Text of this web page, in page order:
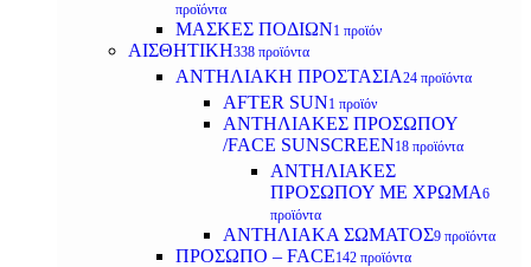
προϊόντα
ΜΑΣΚΕΣ ΠΟΔΙΩΝ1 προϊόν
ΑΙΣΘΗΤΙΚΗ338 προϊόντα
ΑΝΤΗΛΙΑΚΗ ΠΡΟΣΤΑΣΙΑ24 προϊόντα
AFTER SUN1 προϊόν
ΑΝΤΗΛΙΑΚΕΣ ΠΡΟΣΩΠΟΥ
/FACE SUNSCREEN18 προϊόντα
ΑΝΤΗΛΙΑΚΕΣ
ΠΡΟΣΩΠΟΥ ΜΕ ΧΡΩΜΑ6
προϊόντα
ΑΝΤΗΛΙΑΚΑ ΣΩΜΑΤΟΣ9 προϊόντα
ΠΡΟΣΩΠΟ – FACE142 προϊόντα